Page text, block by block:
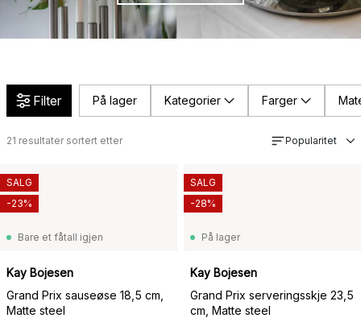
Filter På lager Kategorier Farger
21 resultater sortert etter Popularitet
Bare et fåtall igjen
Kay Bojesen
Grand Prix sauseøse 18,5 cm,
Matte steel
SALG
-23%
På lager
Kay Bojesen
Grand Prix serveringsskje 23,5
cm, Matte steel
SALG
-28%